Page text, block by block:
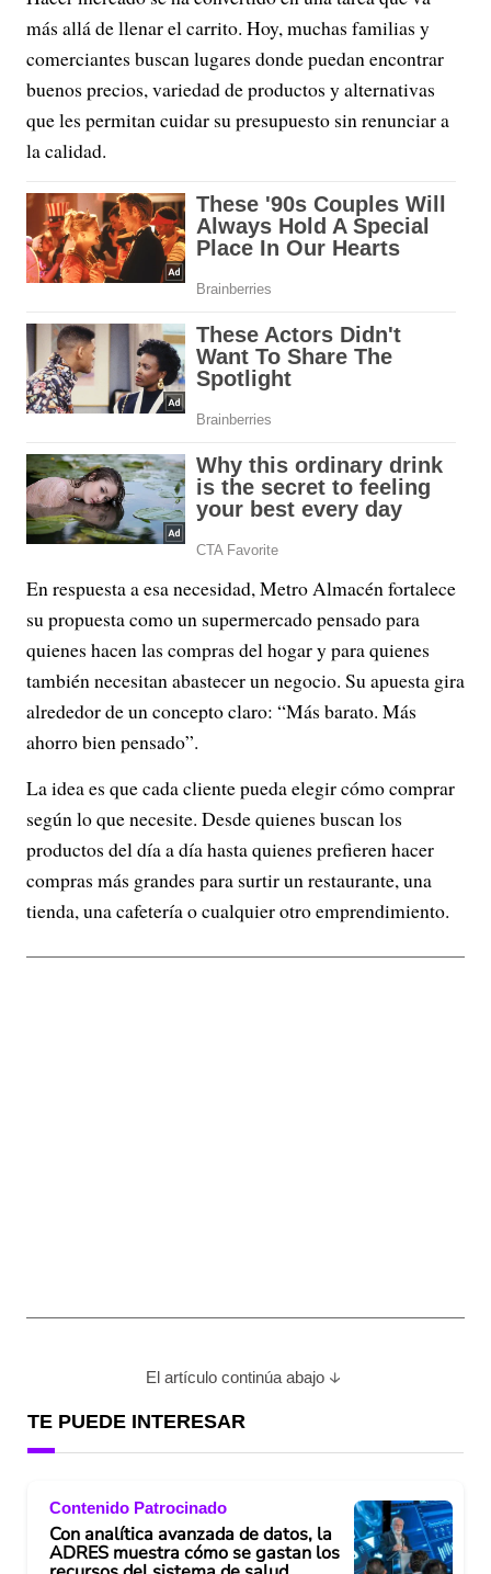
más allá de llenar el carrito. Hoy, muchas familias y
comerciantes buscan lugares donde puedan encontrar
buenos precios, variedad de productos y alternativas
que les permitan cuidar su presupuesto sin renunciar a
la calidad.
En respuesta a esa necesidad, Metro Almacén fortalece
su propuesta como un supermercado pensado para
quienes hacen las compras del hogar y para quienes
también necesitan abastecer un negocio. Su apuesta gira
alrededor de un concepto claro: “Más barato. Más
ahorro bien pensado”.
La idea es que cada cliente pueda elegir cómo comprar
según lo que necesite. Desde quienes buscan los
productos del día a día hasta quienes prefieren hacer
compras más grandes para surtir un restaurante, una
tienda, una cafetería o cualquier otro emprendimiento.
El artículo continúa abajo
TE PUEDE INTERESAR
Contenido Patrocinado
Con analítica avanzada de datos, la
ADRES muestra cómo se gastan los